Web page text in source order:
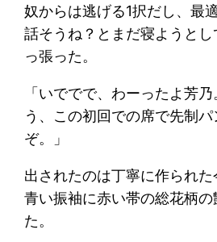
奴からは逃げる1択だし、最
話そうね？とまだ寝ようと
っ張った。
「いででで、わーったよ芳
う、この初回での席で先制
ぞ。」
出されたのは丁寧に作られた
青い振袖に赤い帯の総花柄
た。